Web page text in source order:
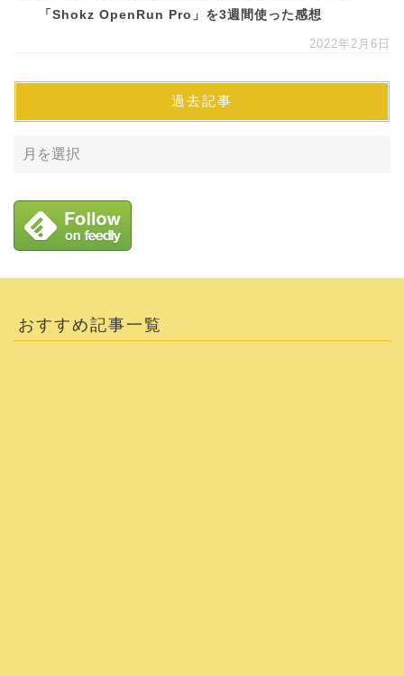
「Shokz OpenRun Pro」を3週間使った感想
2022年2月6日
過去記事
おすすめ記事一覧